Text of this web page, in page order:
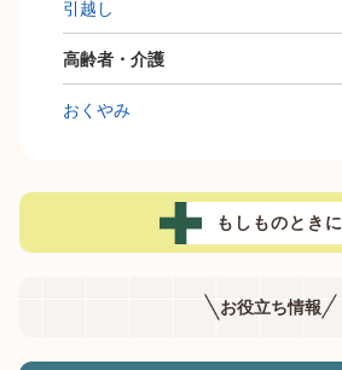
引越し
高齢者・介護
おくやみ
もしものときに
お役立ち情報